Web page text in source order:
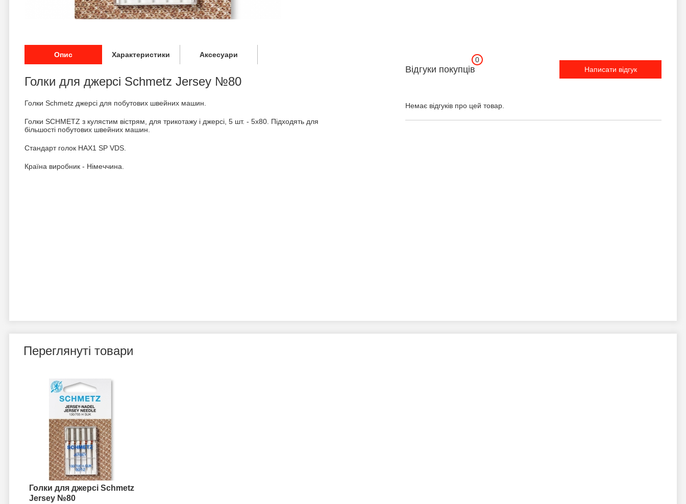
Опис Характеристики Аксесуари
Голки для джерсі Schmetz Jersey №80
Голки Schmetz джерсі для побутових швейних машин.
Голки SCHMETZ з кулястим вістрям, для трикотажу і джерсі, 5 шт. - 5x80. Підходять для
більшості побутових швейних машин.
Стандарт голок HAX1 SP VDS.
Країна виробник - Німеччина.
Відгуки покупців
0
Написати відгук
Немає відгуків про цей товар.
Переглянуті товари
Голки для джерсі Schmetz
Jersey №80